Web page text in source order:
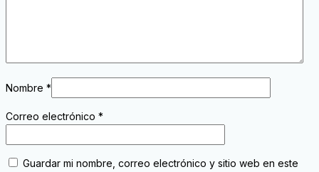
Nombre *
Correo electrónico *
Guardar mi nombre, correo electrónico y sitio web en este